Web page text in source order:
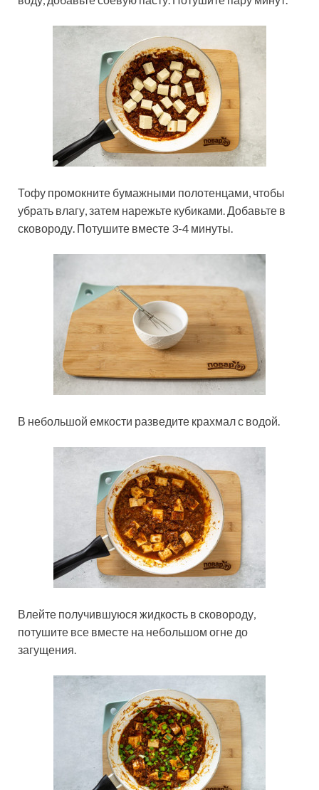
Тофу промокните бумажными полотенцами, чтобы
убрать влагу, затем нарежьте кубиками. Добавьте в
сковороду. Потушите вместе 3-4 минуты.
В небольшой емкости разведите крахмал с водой.
Влейте получившуюся жидкость в сковороду,
потушите все вместе на небольшом огне до
загущения.